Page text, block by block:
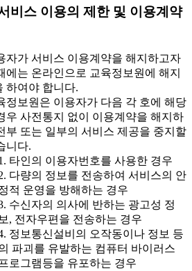
비스 이용의 제한 및 이용계약
가 서비스 이용계약을 해지하고자
에는 온라인으로 교육정보원에 해지
하여야 합니다.
보원은 이용자가 다음 각 호에 해당
우 사전통지 없이 이용계약을 해지하
부 또는 일부의 서비스 제공을 중지할
니다.
타인의 이용자번호를 사용한 경우
다량의 정보를 전송하여 서비스의 안
적 운영을 방해하는 경우
수신자의 의사에 반하는 광고성 정
, 전자우편을 전송하는 경우
정보통신설비의 오작동이나 정보 등
파괴를 유발하는 컴퓨터 바이러스
로그램등을 유포하는 경우